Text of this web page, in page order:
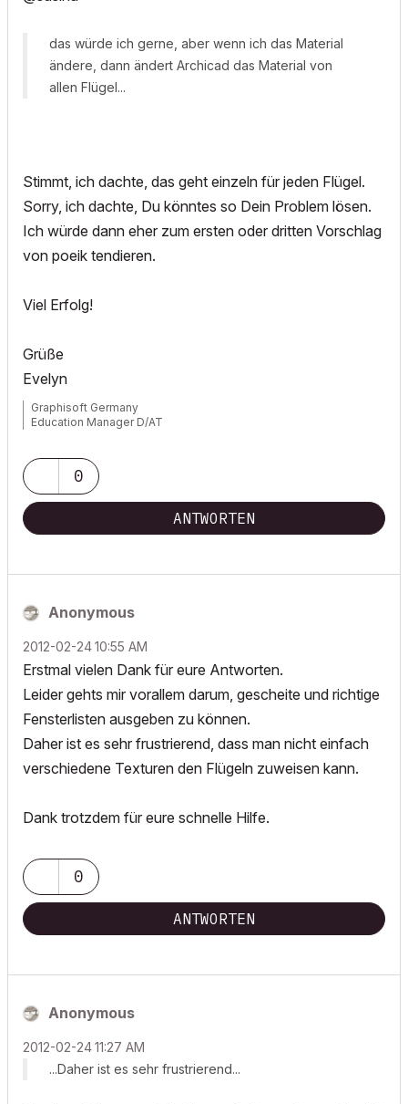
das würde ich gerne, aber wenn ich das Material
ändere, dann ändert Archicad das Material von
allen Flügel...
Stimmt, ich dachte, das geht einzeln für jeden Flügel.
Sorry, ich dachte, Du könntes so Dein Problem lösen.
Ich würde dann eher zum ersten oder dritten Vorschlag
von poeik tendieren.
Viel Erfolg!
Grüße
Evelyn
Graphisoft Germany
Education Manager D/AT
0
ANTWORTEN
Anonymous
‎2012-02-2410:55 AM
Erstmal vielen Dank für eure Antworten.
Leider gehts mir vorallem darum, gescheite und richtige
Fensterlisten ausgeben zu können.
Daher ist es sehr frustrierend, dass man nicht einfach
verschiedene Texturen den Flügeln zuweisen kann.
Dank trotzdem für eure schnelle Hilfe.
0
ANTWORTEN
Anonymous
‎2012-02-2411:27 AM
...Daher ist es sehr frustrierend...